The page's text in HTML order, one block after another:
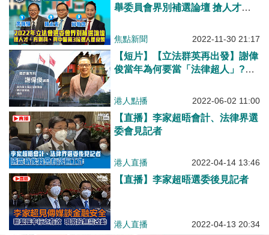
舉委員會界別補選論壇 搶人才、
焦點新聞 2022-11-30 21:17
【短片】【立法群英再出發】謝偉
俊當年為何要當「法律超人」?與
港人點播 2022-06-02 11:00
【直播】李家超晤會計、法律界選
委會見記者
港人直播 2022-04-14 13:46
【直播】李家超晤選委後見記者
港人直播 2022-04-13 20:34